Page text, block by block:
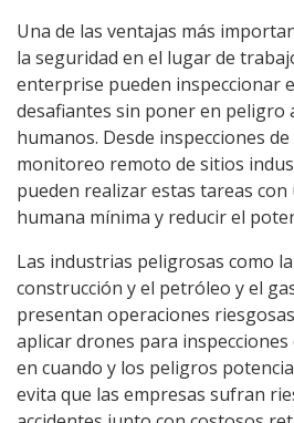
Una de las ventajas más
la seguridad en el lugar de
enterprise pueden inspeccionar
desafiantes sin poner en peligro
humanos. Desde inspecciones
monitoreo remoto de sitios
pueden realizar estas tareas
humana mínima y reducir el
Las industrias peligrosas como
construcción y el petróleo y el
presentan operaciones
aplicar drones para inspecciones
en cuando y los peligros
evita que las empresas sufran